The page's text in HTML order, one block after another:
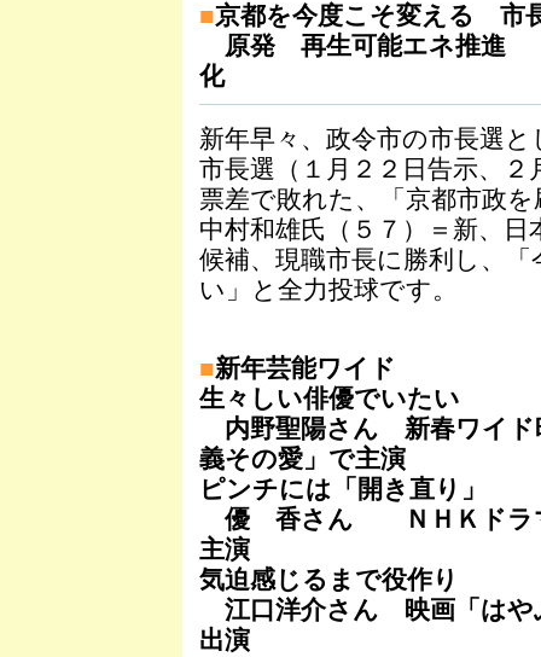
■京都を今度こそ変える 市
原発 再生可能エネ推進
化
新年早々、政令市の市長選
市長選（１月２２日告示、
票差で敗れた、「京都市政
中村和雄氏（５７）＝新、
候補、現職市長に勝利し、
い」と全力投球です。
■新年芸能ワイド
生々しい俳優でいたい
内野聖陽さん 新春ワイド
義その愛」で主演
ピンチには「開き直り」
優 香さん ＮＨＫドラマ
主演
気迫感じるまで役作り
江口洋介さん 映画「は
出演